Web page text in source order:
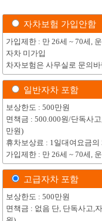
자차보험 가입안함
가입제한 : 만 26세 ~ 70세,
자차 미가입
차자보험은 사무실로 문의
일반자차 포함
보상한도 : 500만원
면책금 : 500.000원/단독사
만원)
휴차보상료 : 1일대여요금의
가입제한 : 만 26세 ~ 70세,
고급자차 포함
보상한도 : 500만원
면책금 : 없음 단, 단독사고,